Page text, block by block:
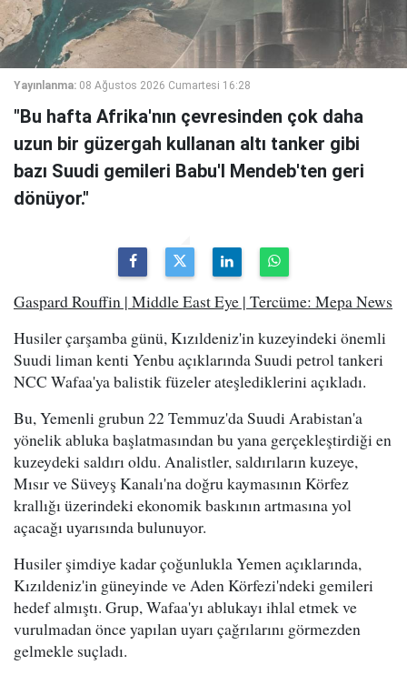
Yayınlanma: 08 Ağustos 2026 Cumartesi 16:28
"Bu hafta Afrika'nın çevresinden çok daha
uzun bir güzergah kullanan altı tanker gibi
bazı Suudi gemileri Babu'l Mendeb'ten geri
dönüyor."
Gaspard Rouffin | Middle East Eye | Tercüme: Mepa News
Husiler çarşamba günü, Kızıldeniz'in kuzeyindeki önemli
Suudi liman kenti Yenbu açıklarında Suudi petrol tankeri
NCC Wafaa'ya balistik füzeler ateşlediklerini açıkladı.
Bu, Yemenli grubun 22 Temmuz'da Suudi Arabistan'a
yönelik abluka başlatmasından bu yana gerçekleştirdiği en
kuzeydeki saldırı oldu. Analistler, saldırıların kuzeye,
Mısır ve Süveyş Kanalı'na doğru kaymasının Körfez
krallığı üzerindeki ekonomik baskının artmasına yol
açacağı uyarısında bulunuyor.
Husiler şimdiye kadar çoğunlukla Yemen açıklarında,
Kızıldeniz'in güneyinde ve Aden Körfezi'ndeki gemileri
hedef almıştı. Grup, Wafaa'yı ablukayı ihlal etmek ve
vurulmadan önce yapılan uyarı çağrılarını görmezden
gelmekle suçladı.